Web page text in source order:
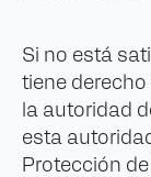
Si no está
tiene
la autoridad
esta
Protección de